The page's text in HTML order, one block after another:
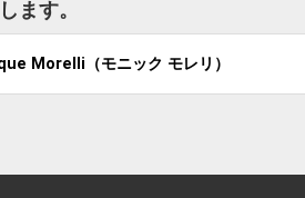
ます。
Morelli（モニック モレリ）